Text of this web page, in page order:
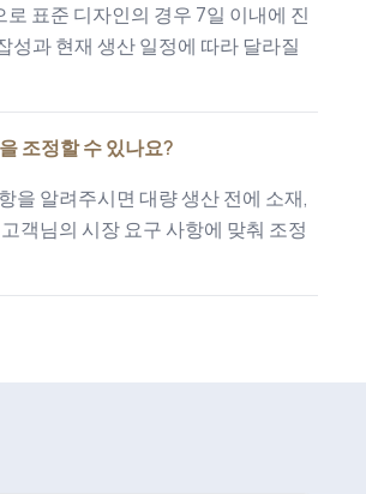
표준 디자인의 경우 7일 이내에 진
성과 현재 생산 일정에 따라 달라질
조정할 수 있나요?
을 알려주시면 대량 생산 전에 소재,
객님의 시장 요구 사항에 맞춰 조정